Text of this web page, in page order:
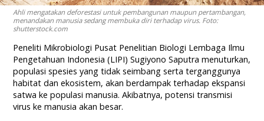
Ahli mengatakan deforestasi untuk pembangunan maupun pertambangan,
menandakan manusia sedang membuka diri terhadap virus. Foto:
shutterstock.com
Peneliti Mikrobiologi Pusat Penelitian Biologi Lembaga Ilmu
Pengetahuan Indonesia (LIPI) Sugiyono Saputra menuturkan,
populasi spesies yang tidak seimbang serta terganggunya
habitat dan ekosistem, akan berdampak terhadap ekspansi
satwa ke populasi manusia. Akibatnya, potensi transmisi
virus ke manusia akan besar.